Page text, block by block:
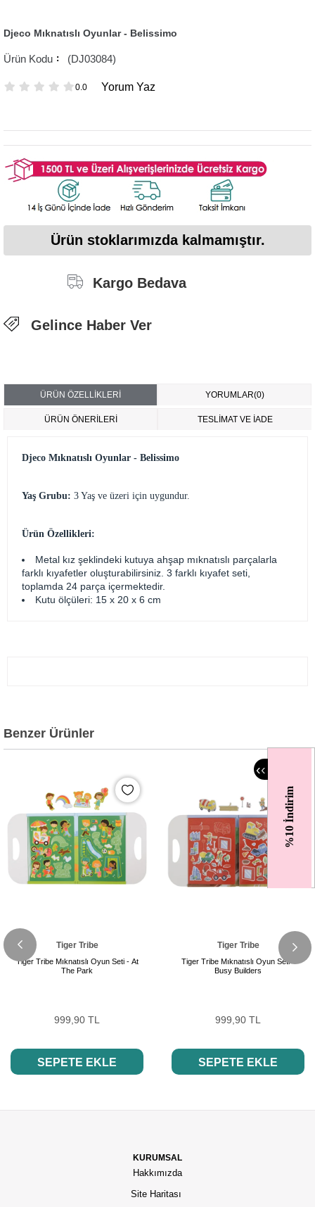
%10 İndirim
‹‹
Djeco Mıknatıslı Oyunlar - Belissimo
(DJ03084)
0.0 Yorum Yaz
Ürün stoklarımızda kalmamıştır.
Kargo Bedava
Gelince Haber Ver
ÜRÜN ÖZELLIKLERI YORUMLAR(0)
ÜRÜN ÖNERILERI TESLİMAT VE İADE
Djeco Mıknatıslı Oyunlar - Belissimo
Yaş Grubu: 3 Yaş ve üzeri için uygundur.
Ürün Özellikleri:
Metal kız şeklindeki kutuya ahşap mıknatıslı parçalarla
farklı kıyafetler oluşturabilirsiniz. 3 farklı kıyafet seti,
toplamda 24 parça içermektedir.
Kutu ölçüleri: 15 x 20 x 6 cm
Benzer Ürünler
Tiger Tribe
Tiger Tribe Mıknatıslı Oyun Seti - At
The Park
999,90 TL
SEPETE EKLE
Tiger Tribe
Tiger Tribe Mıknatıslı Oyun Seti -
Busy Builders
999,90 TL
SEPETE EKLE
KURUMSAL
Hakkımızda
Site Haritası